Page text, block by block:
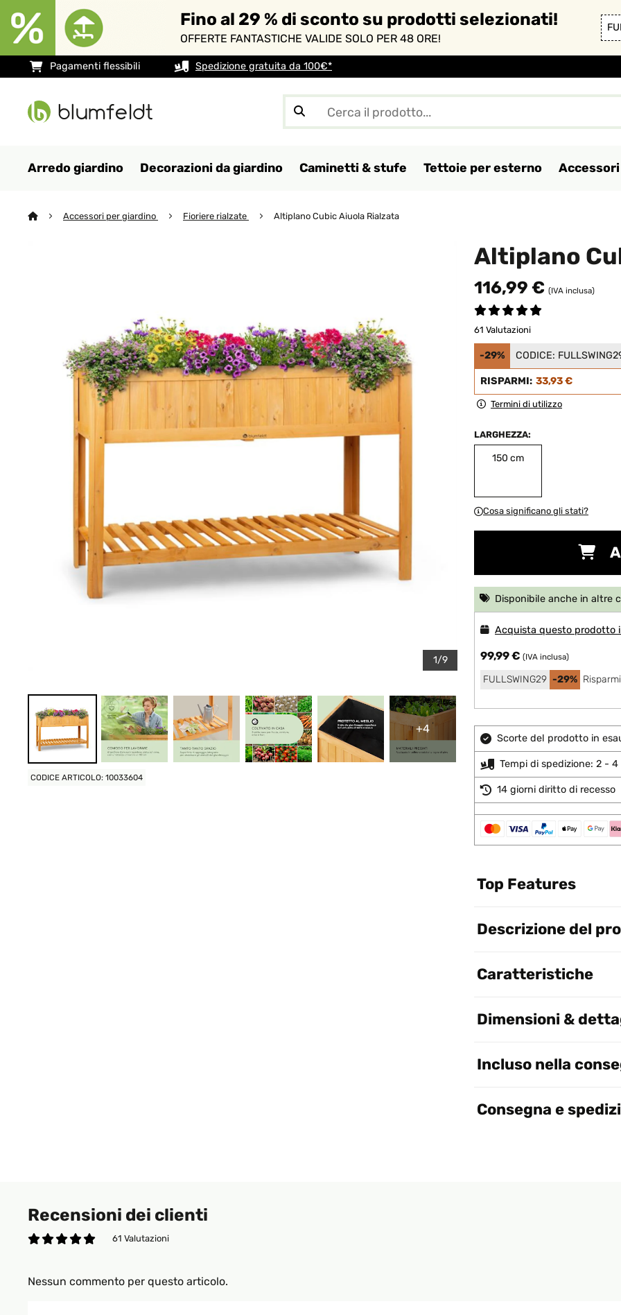
Fino al 29 % di sconto su prodotti selezionati!
OFFERTE FANTASTICHE VALIDE SOLO PER 48 ORE!
Pagamenti flessibili Spedizione gratuita da 100€*
Arredo giardino Decorazioni da giardino Caminetti & stufe Tettoie per esterno
Accessori per giardino Fioriere rialzate Altiplano Cubic Aiuola Rialzata
1/9
+4
CODICE ARTICOLO: 10033604
Altiplano
116,99 € (IVA inclusa)
61 Valutazioni
-29% CODICE:
RISPARMI: 33,93 €
Termini di utilizzo
LARGHEZZA:
150 cm
Cosa significano gli stati?
Disponibile anche in altre
Acquista questo prodotto
99,99 € (IVA inclusa)
FULLSWING29 -29%
Scorte del prodotto in
Tempi di spedizione: 2 - 4
14 giorni diritto di recesso
Top Features
Descrizione del
Caratteristiche
Dimensioni &
Incluso nella
Consegna e
Recensioni dei clienti
61 Valutazioni
Nessun commento per questo articolo.